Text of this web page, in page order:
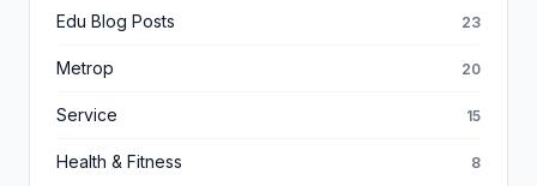
Edu Blog Posts 23
Metrop 20
Service 15
Health & Fitness 8